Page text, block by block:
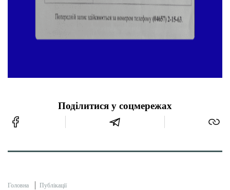
Поділитися у соцмережах
Головна Публікації